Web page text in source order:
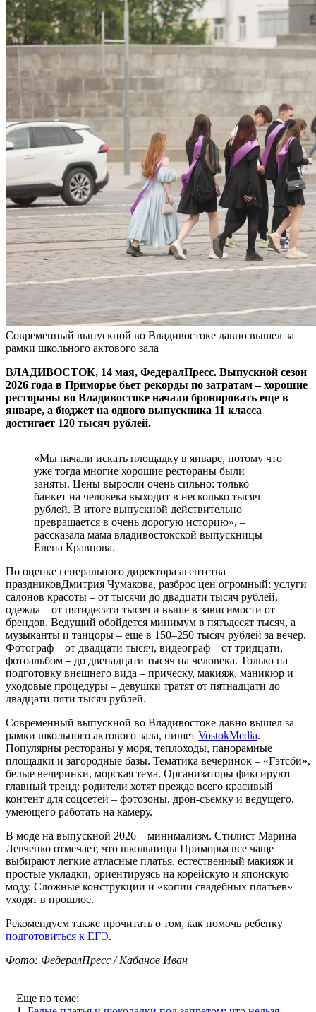
Современный выпускной во Владивостоке давно вышел за
рамки школьного актового зала
ВЛАДИВОСТОК, 14 мая, ФедералПресс. Выпускной сезон
2026 года в Приморье бьет рекорды по затратам – хорошие
рестораны во Владивостоке начали бронировать еще в
январе, а бюджет на одного выпускника 11 класса
достигает 120 тысяч рублей.
«Мы начали искать площадку в январе, потому что
уже тогда многие хорошие рестораны были
заняты. Цены выросли очень сильно: только
банкет на человека выходит в несколько тысяч
рублей. В итоге выпускной действительно
превращается в очень дорогую историю», –
рассказала мама владивостокской выпускницы
Елена Кравцова.
По оценке генерального директора агентства
праздниковДмитрия Чумакова, разброс цен огромный: услуги
салонов красоты – от тысячи до двадцати тысяч рублей,
одежда – от пятидесяти тысяч и выше в зависимости от
брендов. Ведущий обойдется минимум в пятьдесят тысяч, а
музыканты и танцоры – еще в 150–250 тысяч рублей за вечер.
Фотограф – от двадцати тысяч, видеограф – от тридцати,
фотоальбом – до двенадцати тысяч на человека. Только на
подготовку внешнего вида – прическу, макияж, маникюр и
уходовые процедуры – девушки тратят от пятнадцати до
двадцати пяти тысяч рублей.
Современный выпускной во Владивостоке давно вышел за
рамки школьного актового зала, пишет VostokMedia.
Популярны рестораны у моря, теплоходы, панорамные
площадки и загородные базы. Тематика вечеринок – «Гэтсби»,
белые вечеринки, морская тема. Организаторы фиксируют
главный тренд: родители хотят прежде всего красивый
контент для соцсетей – фотозоны, дрон-съемку и ведущего,
умеющего работать на камеру.
В моде на выпускной 2026 – минимализм. Стилист Марина
Левченко отмечает, что школьницы Приморья все чаще
выбирают легкие атласные платья, естественный макияж и
простые укладки, ориентируясь на корейскую и японскую
моду. Сложные конструкции и «копии свадебных платьев»
уходят в прошлое.
Рекомендуем также прочитать о том, как помочь ребенку
подготовиться к ЕГЭ.
Фото: ФедералПресс / Кабанов Иван
Еще по теме: